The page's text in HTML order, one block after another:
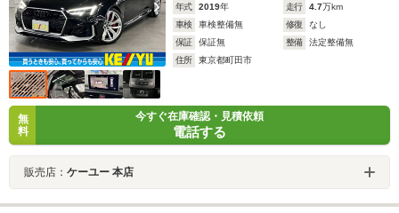
年式 2019年 走行 4.7万km
車検
車検整備無 修復
なし
保証
保証無 整備
法定整備無
住所
東京都町田市
無
料
今すぐ在庫確認・見積依頼
電話する
販売店： ケーユー 本店